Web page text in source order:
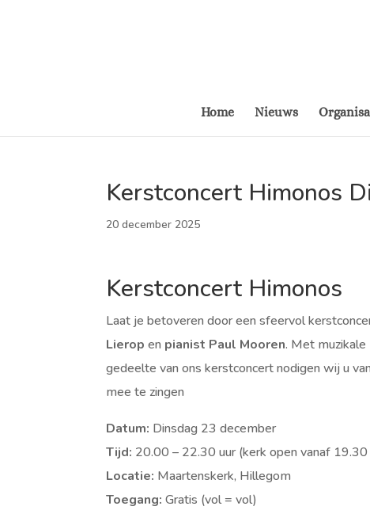
Home Nieuws
Kerstconcert Himonos
20 december 2025
Kerstconcert Himonos
Laat je betoveren door een sfeervol
Lierop en pianist Paul Mooren. Met
gedeelte van ons kerstconcert nodigen wij u
mee te zingen
Datum: Dinsdag 23 december
Tijd: 20.00 – 22.30 uur (kerk open vanaf 19.30
Locatie: Maartenskerk, Hillegom
Toegang: Gratis (vol = vol)